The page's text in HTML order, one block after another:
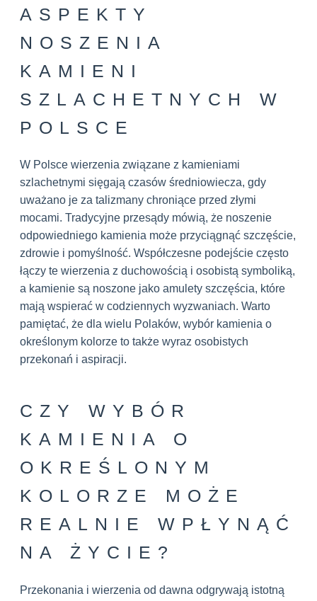
ASPEKTY
NOSZENIA
KAMIENI
SZLACHETNYCH W
POLSCE
W Polsce wierzenia związane z kamieniami
szlachetnymi sięgają czasów średniowiecza, gdy
uważano je za talizmany chroniące przed złymi
mocami. Tradycyjne przesądy mówią, że noszenie
odpowiedniego kamienia może przyciągnąć szczęście,
zdrowie i pomyślność. Współczesne podejście często
łączy te wierzenia z duchowością i osobistą symboliką,
a kamienie są noszone jako amulety szczęścia, które
mają wspierać w codziennych wyzwaniach. Warto
pamiętać, że dla wielu Polaków, wybór kamienia o
określonym kolorze to także wyraz osobistych
przekonań i aspiracji.
CZY WYBÓR
KAMIENIA O
OKREŚLONYM
KOLORZE MOŻE
REALNIE WPŁYNĄĆ
NA ŻYCIE?
Przekonania i wierzenia od dawna odgrywają istotną